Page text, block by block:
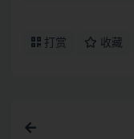
打赏 收藏